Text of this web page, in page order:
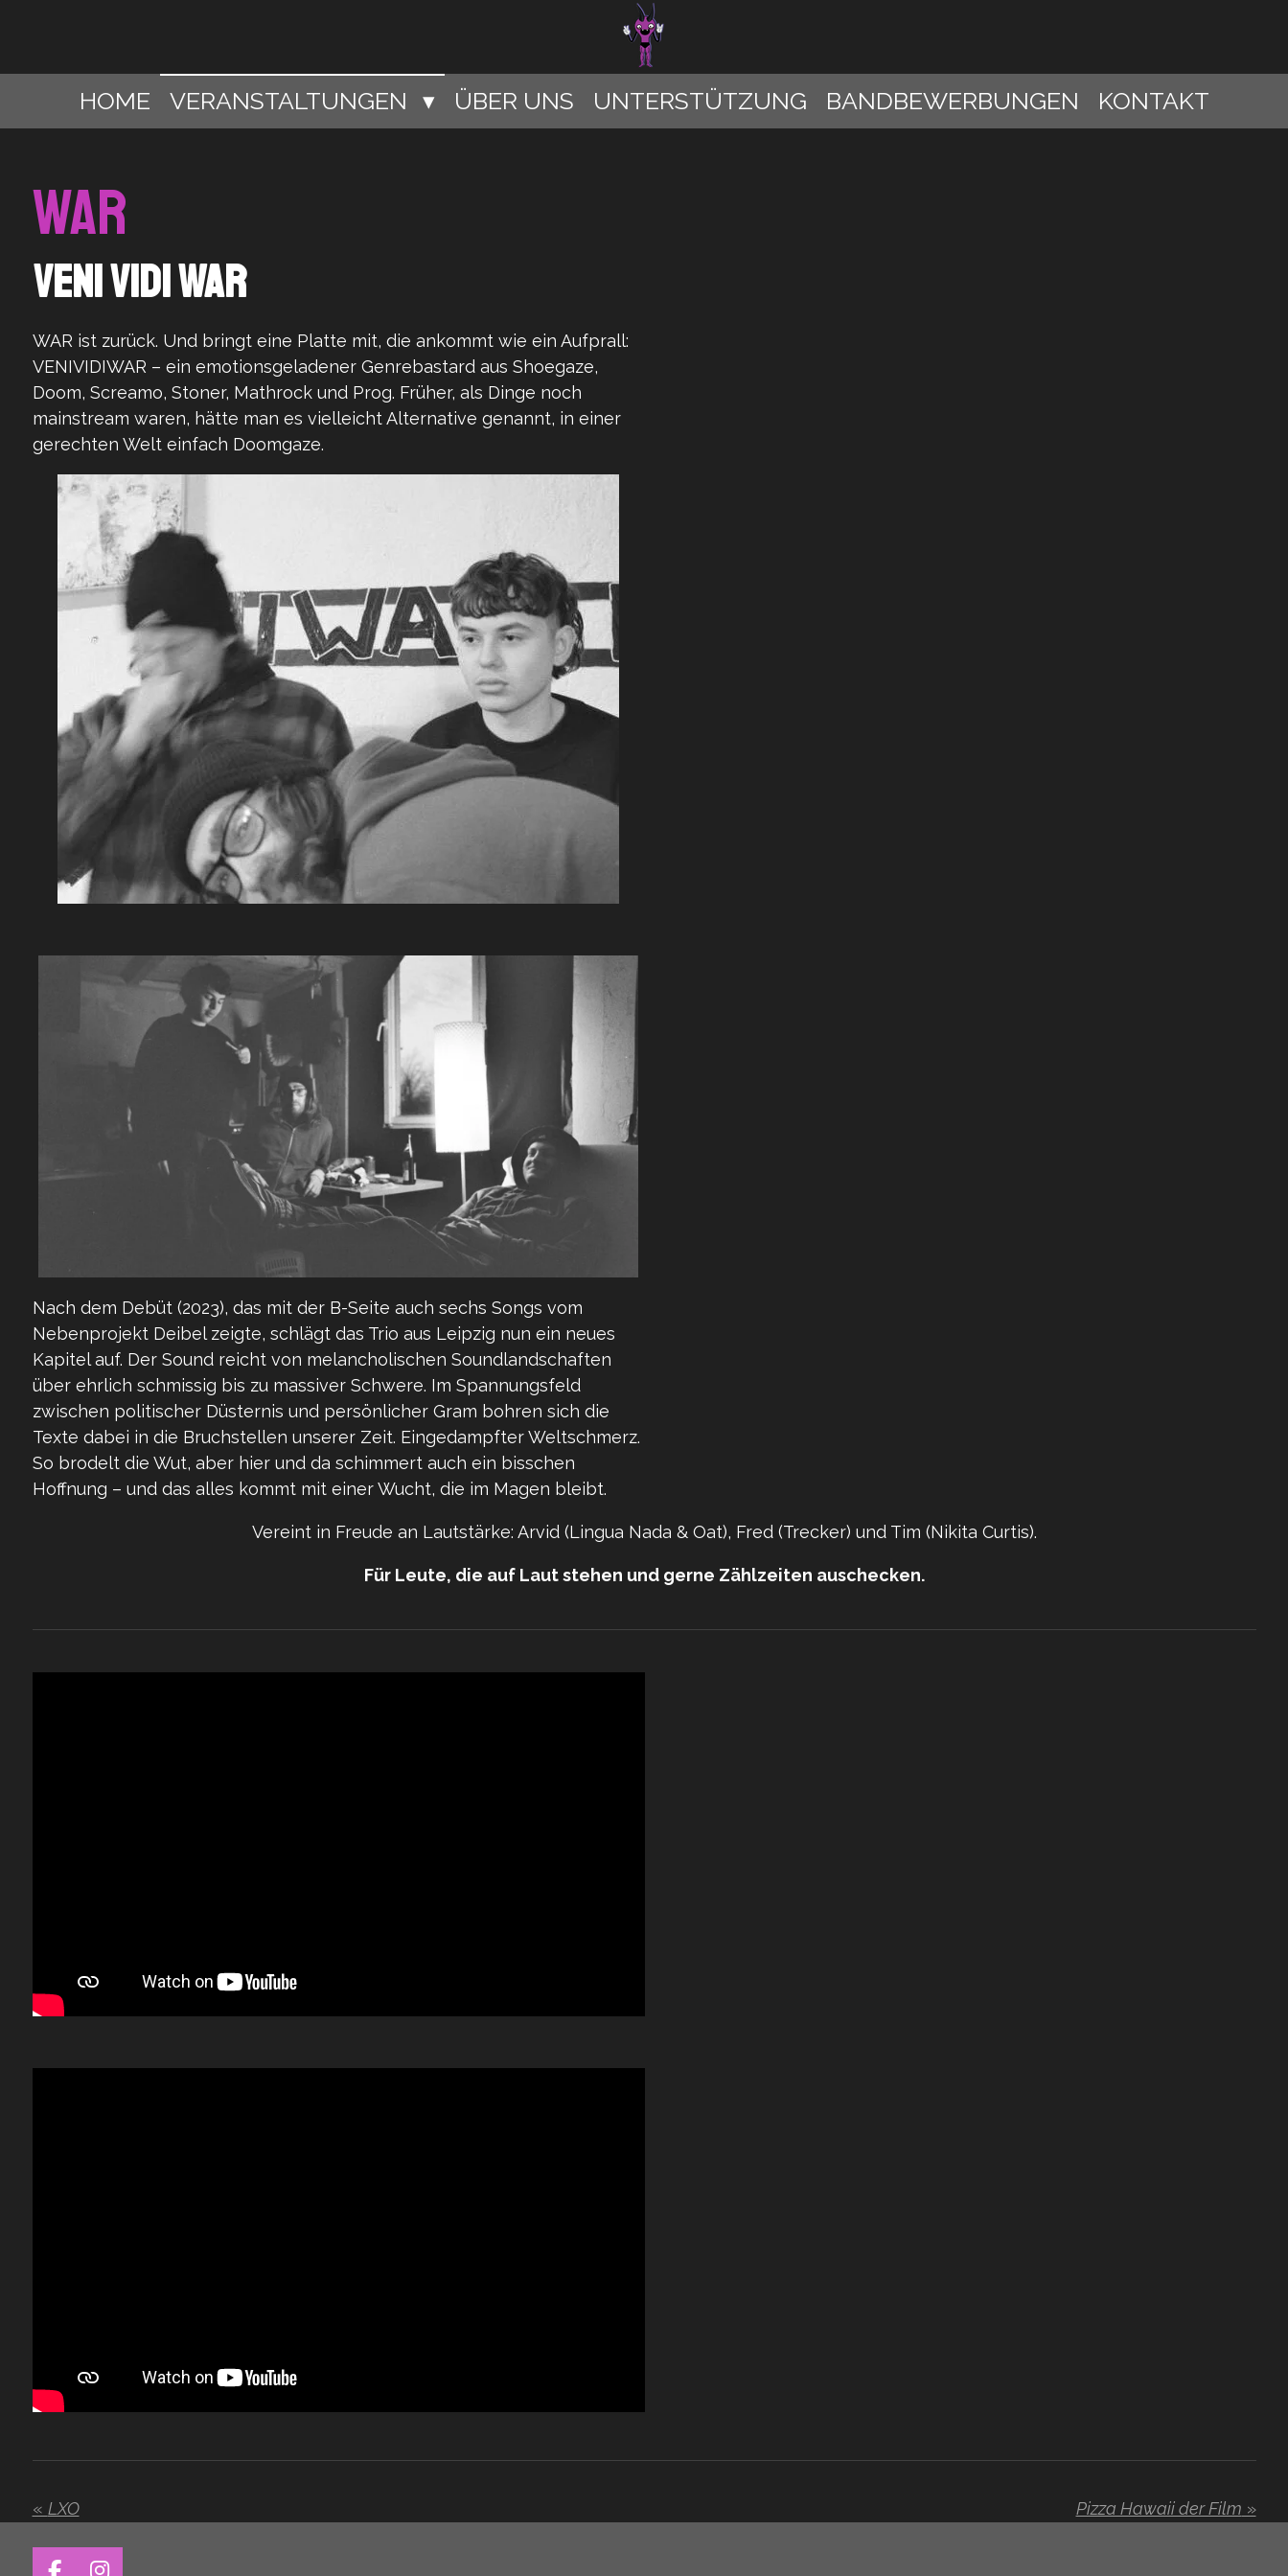
springen
HOME VERANSTALTUNGEN ÜBER UNS UNTERSTÜTZUNG BANDBEWERBUNGEN KONTAKT
WAR
VENI VIDI WAR
WAR ist zurück. Und bringt eine Platte mit, die ankommt wie ein Aufprall:
VENIVIDIWAR – ein emotionsgeladener Genrebastard aus Shoegaze,
Doom, Screamo, Stoner, Mathrock und Prog. Früher, als Dinge noch
mainstream waren, hätte man es vielleicht Alternative genannt, in einer
gerechten Welt einfach Doomgaze.
Nach dem Debüt (2023), das mit der B-Seite auch sechs Songs vom
Nebenprojekt Deibel zeigte, schlägt das Trio aus Leipzig nun ein neues
Kapitel auf. Der Sound reicht von melancholischen Soundlandschaften
über ehrlich schmissig bis zu massiver Schwere. Im Spannungsfeld
zwischen politischer Düsternis und persönlicher Gram bohren sich die
Texte dabei in die Bruchstellen unserer Zeit. Eingedampfter Weltschmerz.
So brodelt die Wut, aber hier und da schimmert auch ein bisschen
Hoffnung – und das alles kommt mit einer Wucht, die im Magen bleibt.
Vereint in Freude an Lautstärke: Arvid (Lingua Nada & Oat), Fred (Trecker) und Tim (Nikita Curtis).
Für Leute, die auf Laut stehen und gerne Zählzeiten auschecken.
« LXO Pizza Hawaii der Film »